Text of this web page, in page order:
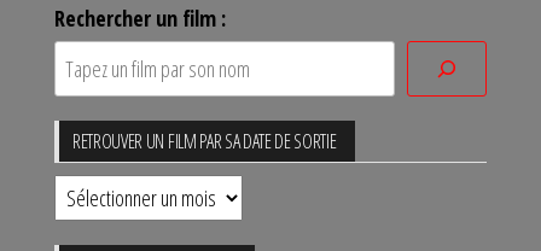
Rechercher un film :
RETROUVER UN FILM PAR SA DATE DE SORTIE
Retrouver
un